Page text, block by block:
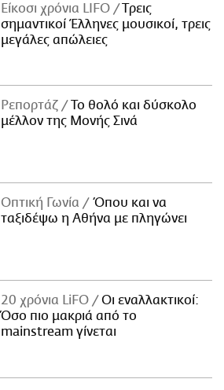
Είκοσι χρόνια LIFO
Tρεις
σημαντικοί Έλληνες μουσικοί, τρεις
μεγάλες απώλειες
Ρεπορτάζ
Το θολό και δύσκολο
μέλλον της Μονής Σινά
Οπτική Γωνία
Όπου και να
ταξιδέψω η Αθήνα με πληγώνει
20 χρόνια LiFO
Οι εναλλακτικοί:
Όσο πιο μακριά από το
mainstream γίνεται